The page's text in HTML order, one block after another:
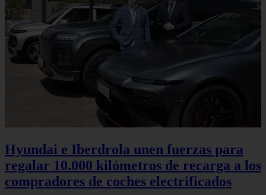
Hyundai e Iberdrola unen fuerzas para
regalar 10.000 kilómetros de recarga a los
compradores de coches electrificados